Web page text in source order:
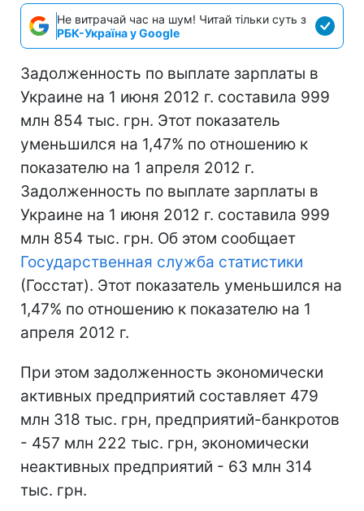
Не витрачай час на шум! Читай тільки суть з
РБК-Україна у Google
Задолженность по выплате зарплаты в
Украине на 1 июня 2012 г. составила 999
млн 854 тыс. грн. Этот показатель
уменьшился на 1,47% по отношению к
показателю на 1 апреля 2012 г.
Задолженность по выплате зарплаты в
Украине на 1 июня 2012 г. составила 999
млн 854 тыс. грн. Об этом сообщает
Государственная служба статистики
(Госстат). Этот показатель уменьшился на
1,47% по отношению к показателю на 1
апреля 2012 г.
При этом задолженность экономически
активных предприятий составляет 479
млн 318 тыс. грн, предприятий-банкротов
- 457 млн 222 тыс. грн, экономически
неактивных предприятий - 63 млн 314
тыс. грн.